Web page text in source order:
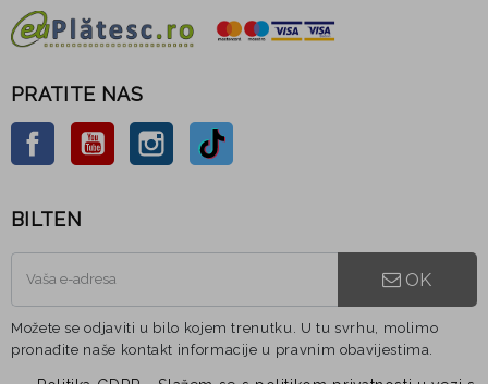
PRATITE NAS
FacebookYouTube InstagramTikTok
BILTEN
OK
Možete se odjaviti u bilo kojem trenutku. U tu svrhu, molimo
pronađite naše kontakt informacije u pravnim obavijestima.